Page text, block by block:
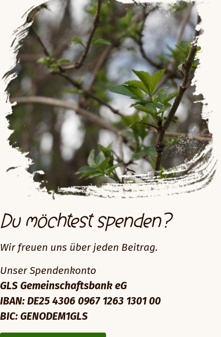
Du möchtest spenden?
Wir freuen uns über jeden Beitrag.
Unser Spendenkonto
GLS Gemeinschaftsbank eG
IBAN: DE25 4306 0967 1263 1301 00
BIC: GENODEM1GLS